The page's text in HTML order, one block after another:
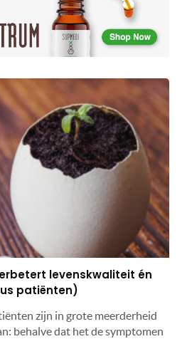
levenskwaliteit én
patiënten)
zijn in grote meerderheid
behalve dat het de symptomen